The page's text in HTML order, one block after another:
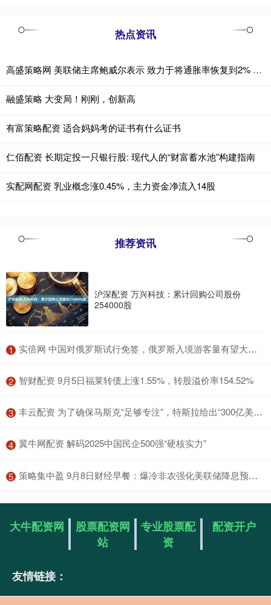
热点资讯
高盛策略网 美联储主席鲍威尔表示 致力于将通胀率恢复到2% 努力实现2%的通胀目标可能代价高昂
融盛策略 大变局！刚刚，创新高
有富策略配资 适合妈妈考的证书有什么证书
仁佰配资 长期定投一只银行股: 现代人的“财富蓄水池”构建指南
实配网配资 乳业概念涨0.45%，主力资金净流入14股
推荐资讯
沪深配资 万兴科技：累计回购公司股份
254000股
1 ​实倍网 中国对俄罗斯试行免签，俄罗斯入境游客量有望大幅提升
2 ​智财配资 9月5日福莱转债上涨1.55%，转股溢价率154.52%
3 ​丰云配资 为了确保马斯克“足够专注”，特斯拉给出“300亿美元股票奖励”
4 ​翼牛网配资 解码2025中国民企500强“硬核实力”
5 ​策略集中盈 9月8日财经早餐：爆冷非农强化美联储降息预期，金价或开启3600上方行情，OPEC+决定进一步增产
大牛配资网
股票配资网
站
专业股票配
资
配资开户
友情链接：